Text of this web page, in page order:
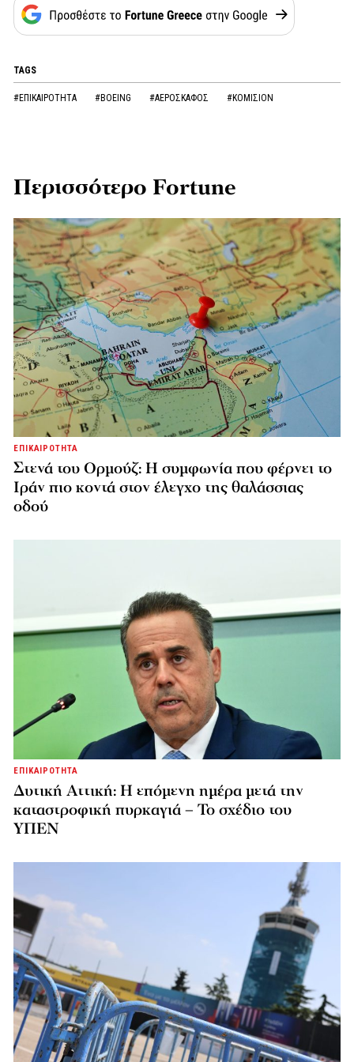
TAGS
#ΕΠΙΚΑΙΡΟΤΗΤΑ #BOEING #ΑΕΡΟΣΚΑΦΟΣ #ΚΟΜΙΣΙΟΝ
Περισσότερο Fortune
ΕΠΙΚΑΙΡΟΤΗΤΑ
Στενά του Ορμούζ: Η συμφωνία που φέρνει το
Ιράν πιο κοντά στον έλεγχο της θαλάσσιας
οδού
ΕΠΙΚΑΙΡΟΤΗΤΑ
Δυτική Αττική: Η επόμενη ημέρα μετά την
καταστροφική πυρκαγιά – Το σχέδιο του
ΥΠΕΝ